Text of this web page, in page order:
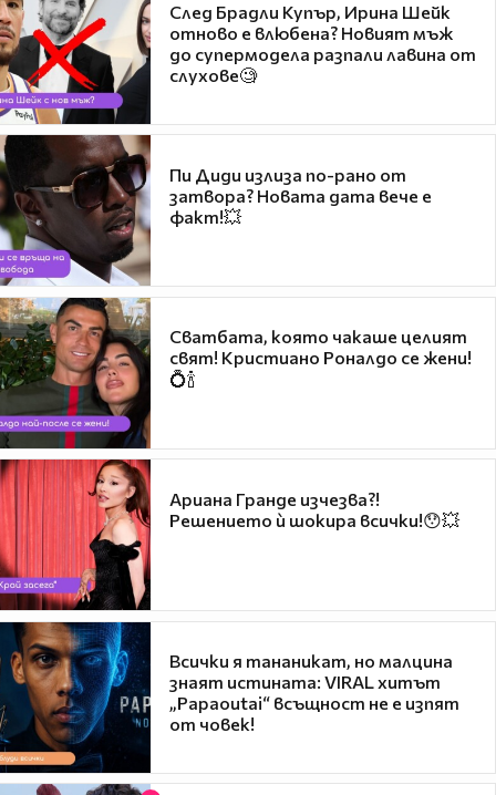
След Брадли Купър, Ирина Шейк
отново е влюбена? Новият мъж
до супермодела разпали лавина от
слухове🧐
Пи Диди излиза по-рано от
затвора? Новата дата вече е
факт!💥
Сватбата, която чакаше целият
свят! Кристиано Роналдо се жени!
💍🍾
Ариана Гранде изчезва?!
Решението ѝ шокира всички!😯💥
Всички я тананикат, но малцина
знаят истината: VIRAL хитът
„Papaoutai“ всъщност не е изпят
от човек!